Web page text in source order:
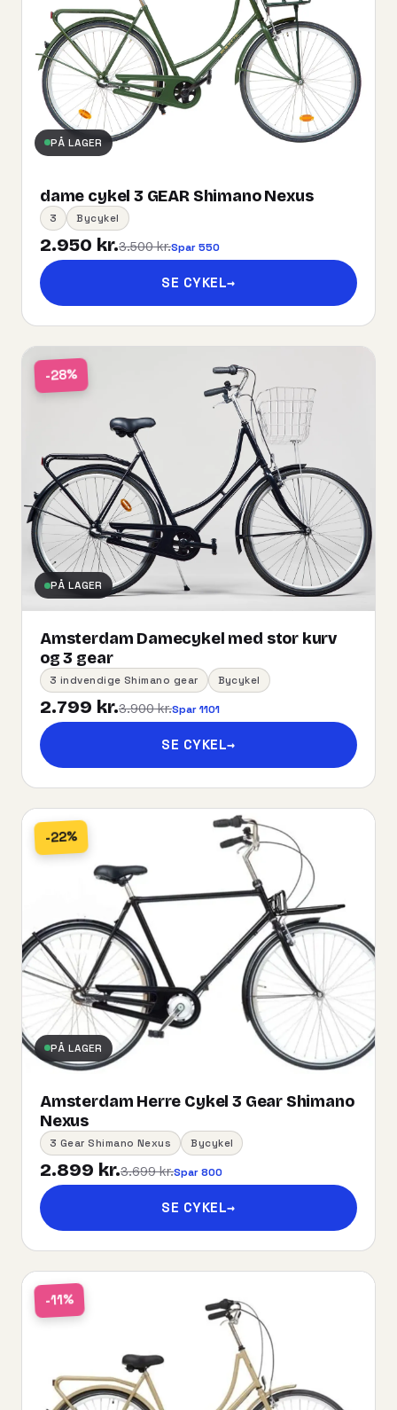
PÅ LAGER
dame cykel 3 GEAR Shimano Nexus
3 Bycykel
2.950 kr.3.500 kr.Spar 550
SE CYKEL→
-28%
PÅ LAGER
Amsterdam Damecykel med stor kurv
og 3 gear
3 indvendige Shimano gear Bycykel
2.799 kr.3.900 kr.Spar 1101
SE CYKEL→
-22%
PÅ LAGER
Amsterdam Herre Cykel 3 Gear Shimano
Nexus
3 Gear Shimano Nexus Bycykel
2.899 kr.3.699 kr.Spar 800
SE CYKEL→
-11%